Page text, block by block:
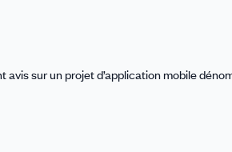
sur un projet d’application mobile